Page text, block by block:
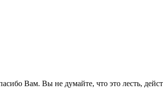
Вам. Вы не думайте, что это лесть,